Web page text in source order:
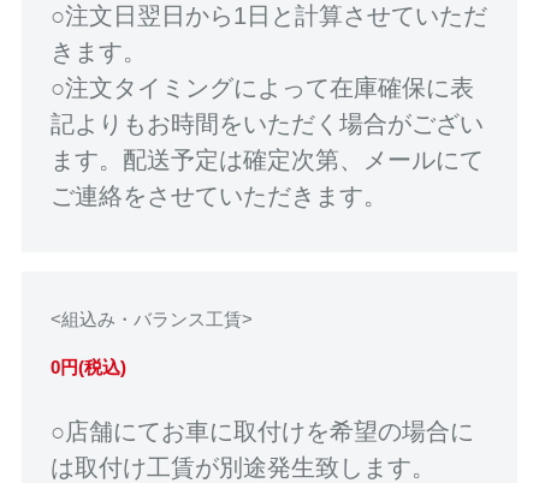
○注文日翌日から1日と計算させていただ
きます。
○注文タイミングによって在庫確保に表
記よりもお時間をいただく場合がござい
ます。配送予定は確定次第、メールにて
ご連絡をさせていただきます。
<組込み・バランス工賃>
0円(税込)
○店舗にてお車に取付けを希望の場合に
は取付け工賃が別途発生致します。